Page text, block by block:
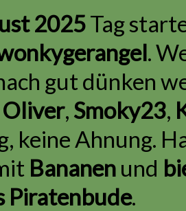
2025Tag
.
gut dünken
Oliver, Smoky23,
keine Ahnung.
Bananen und
Piratenbude.